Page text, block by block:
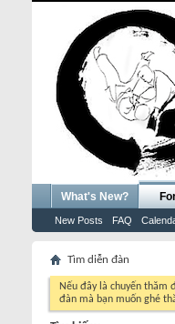
What's New?
New Posts FAQ
Tìm diễn đàn
Nếu đây là chuyến thăm
đàn mà bạn muốn ghé